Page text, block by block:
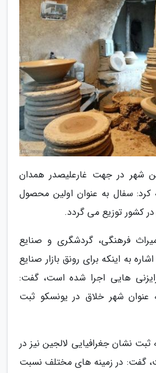
شهر در جهت غارعلیصدر همدان
سفال به عنوان اولین محصول
کشور توزیع می گردد.
فرهنگی، گردشگری و صنایع
به اینکه برای رونق بازار صنایع
هایی اجرا شده است، گفت:
عنوان شهر خلاق در یونسکو ثبت
ثبت نشان جغرافیایی لالجین نیز در
گفت: در زمینه های مختلف نسبت